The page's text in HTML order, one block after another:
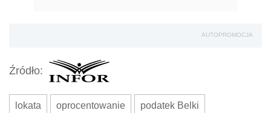
Udostępnij